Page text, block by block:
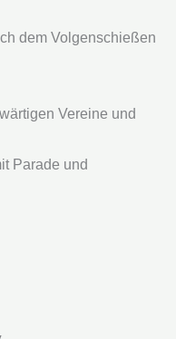
dem Volgenschießen
Vereine und
Parade und